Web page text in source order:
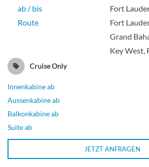
ab / bis
Fort
Route
Fort
Grand
Key West,
Cruise Only
Innenkabine ab
Aussenkabine ab
Balkonkabine ab
Suite ab
JETZT ANFRAGEN